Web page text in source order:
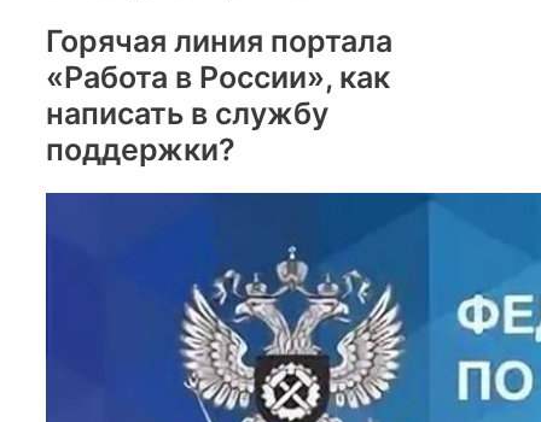
Горячая линия портала
«Работа в России», как
написать в службу
поддержки?